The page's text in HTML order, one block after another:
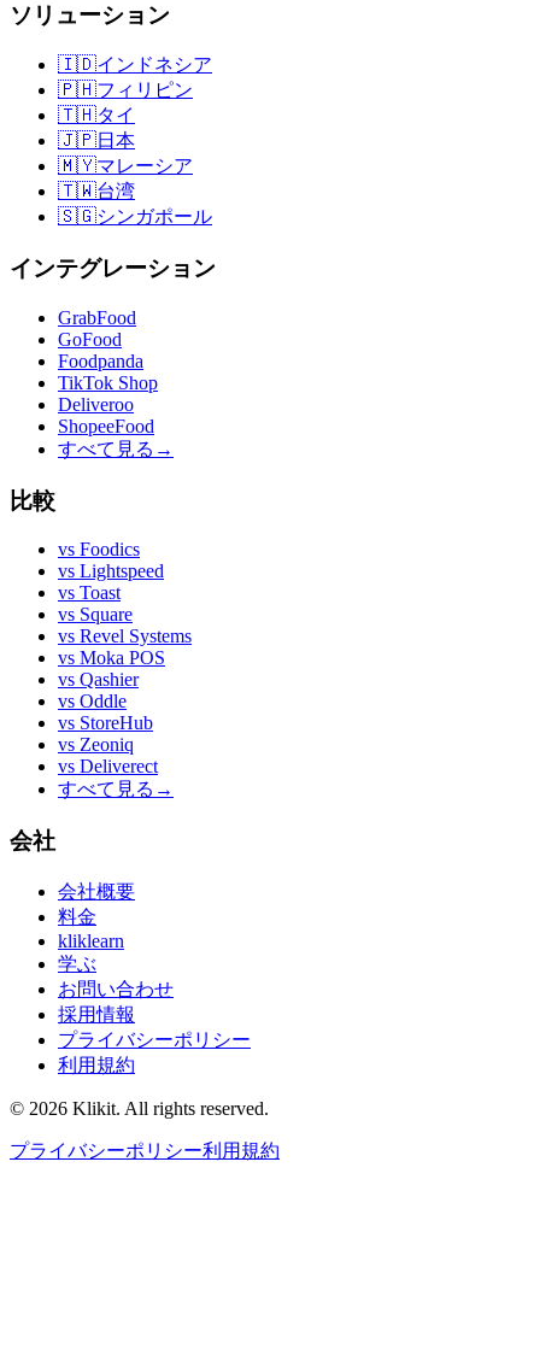
ソリューション
🇮🇩インドネシア
🇵🇭フィリピン
🇹🇭タイ
🇯🇵日本
🇲🇾マレーシア
🇹🇼台湾
🇸🇬シンガポール
インテグレーション
GrabFood
GoFood
Foodpanda
TikTok Shop
Deliveroo
ShopeeFood
すべて見る →
比較
vs Foodics
vs Lightspeed
vs Toast
vs Square
vs Revel Systems
vs Moka POS
vs Qashier
vs Oddle
vs StoreHub
vs Zeoniq
vs Deliverect
すべて見る →
会社
会社概要
料金
kliklearn
学ぶ
お問い合わせ
採用情報
プライバシーポリシー
利用規約
© 2026 Klikit. All rights reserved.
プライバシーポリシー利用規約